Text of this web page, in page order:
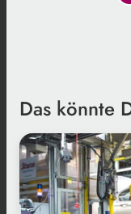
Das könnte